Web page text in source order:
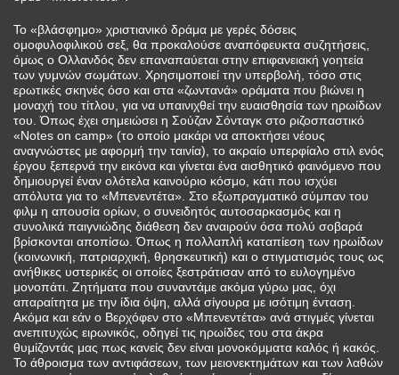
Το «βλάσφημο» χριστιανικό δράμα με γερές δόσεις
ομοφυλοφιλικού σεξ, θα προκαλούσε αναπόφευκτα συζητήσεις,
όμως ο Ολλανδός δεν επαναπαύεται στην επιφανειακή γοητεία
των γυμνών σωμάτων. Χρησιμοποιεί την υπερβολή, τόσο στις
ερωτικές σκηνές όσο και στα «ζωντανά» οράματα που βιώνει η
μοναχή του τίτλου, για να υπαινιχθεί την ευαισθησία των ηρωίδων
του. Όπως έχει σημειώσει η Σούζαν Σόνταγκ στο ριζοσπαστικό
«Notes on camp» (το οποίο μακάρι να αποκτήσει νέους
αναγνώστες με αφορμή την ταινία), το ακραίο υπερφίαλο στιλ ενός
έργου ξεπερνά την εικόνα και γίνεται ένα αισθητικό φαινόμενο που
δημιουργεί έναν ολότελα καινούριο κόσμο, κάτι που ισχύει
απόλυτα για το «Μπενεντέτα». Στο εξωπραγματικό σύμπαν του
φιλμ η απουσία ορίων, ο συνειδητός αυτοσαρκασμός και η
συνολικά παιγνιώδης διάθεση δεν αναιρούν όσα πολύ σοβαρά
βρίσκονται αποπίσω. Όπως η πολλαπλή καταπίεση των ηρωίδων
(κοινωνική, πατριαρχική, θρησκευτική) και ο στιγματισμός τους ως
ανήθικες υστερικές οι οποίες ξεστράτισαν από το ευλογημένο
μονοπάτι. Ζητήματα που συναντάμε ακόμα γύρω μας, όχι
απαραίτητα με την ίδια όψη, αλλά σίγουρα με ισότιμη ένταση.
Ακόμα και εάν ο Βερχόφεν στο «Μπενεντέτα» ανά στιγμές γίνεται
ανεπιτυχώς ειρωνικός, οδηγεί τις ηρωίδες του στα άκρα
θυμίζοντάς μας πως κανείς δεν είναι μονοκόμματα καλός ή κακός.
Το άθροισμα των αντιφάσεων, των μειονεκτημάτων και των λαθών